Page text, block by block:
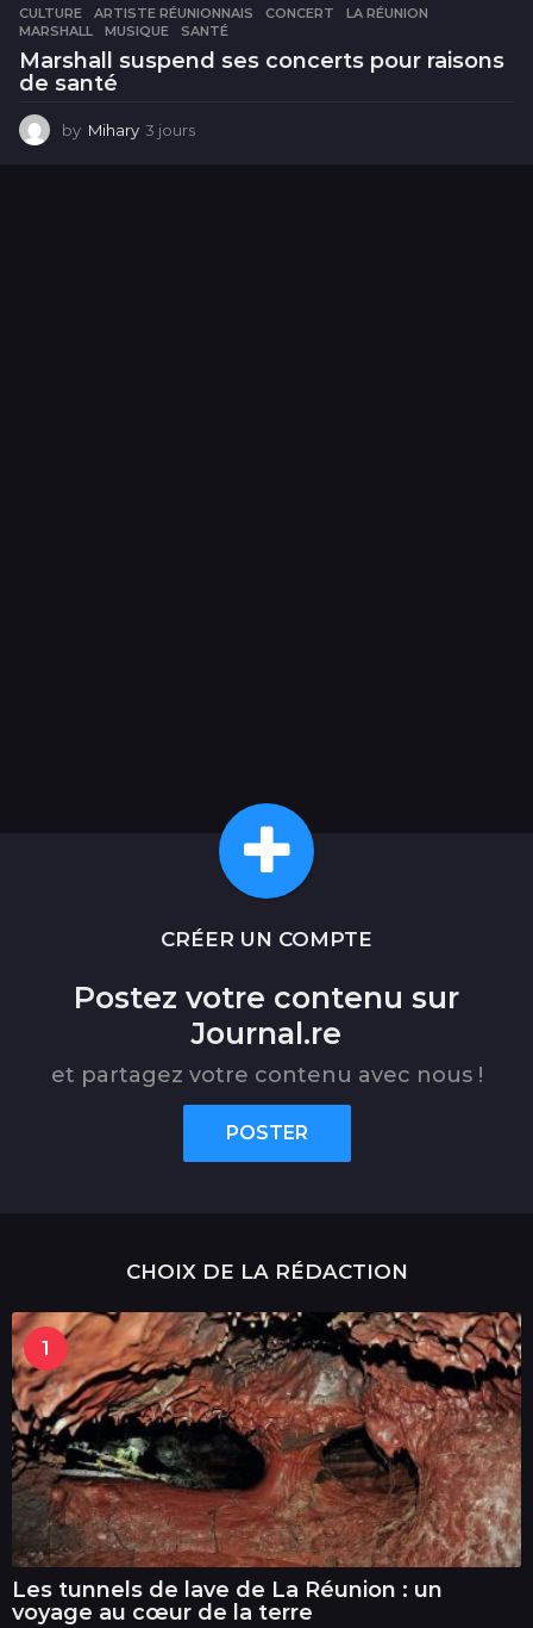
CULTURE ARTISTE RÉUNIONNAIS ,CONCERT ,LA RÉUNION
MARSHALL
,MUSIQUE ,SANTÉ
Marshall suspend ses concerts pour raisons
de santé
by Mihary 3 jours
CRÉER UN COMPTE
Postez votre contenu sur
Journal.re
et partagez votre contenu avec nous !
POSTER
CHOIX DE LA RÉDACTION
1
Les tunnels de lave de La Réunion : un
voyage au cœur de la terre